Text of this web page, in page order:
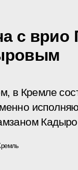
с
в Кремле